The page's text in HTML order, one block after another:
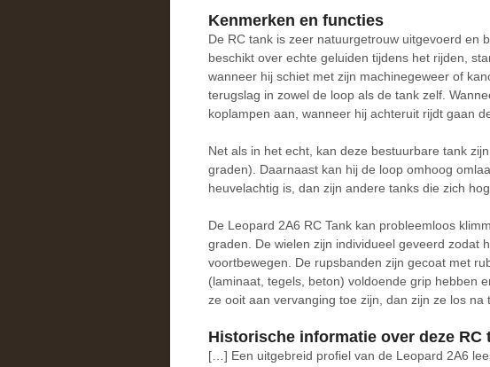
Kenmerken en functies
De RC tank is zeer natuurgetrouw uitgevoerd en
beschikt over echte geluiden tijdens het rijden,
wanneer hij schiet met zijn machinegeweer of
terugslag in zowel de loop als de tank zelf.
koplampen aan, wanneer hij achteruit rijdt gaan
Net als in het echt, kan deze bestuurbare tank
graden). Daarnaast kan hij de loop omhoog
heuvelachtig is, dan zijn andere tanks die zich
De Leopard 2A6 RC Tank kan probleemloos
graden. De wielen zijn individueel geveerd zodat
voortbewegen. De rupsbanden zijn gecoat met
(laminaat, tegels, beton) voldoende grip hebben
ze ooit aan vervanging toe zijn, dan zijn ze los na
Historische informatie over deze RC
[…] Een uitgebreid profiel van de Leopard 2A6